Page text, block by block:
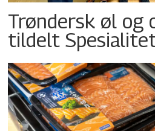
Trøndersk øl og
tildelt